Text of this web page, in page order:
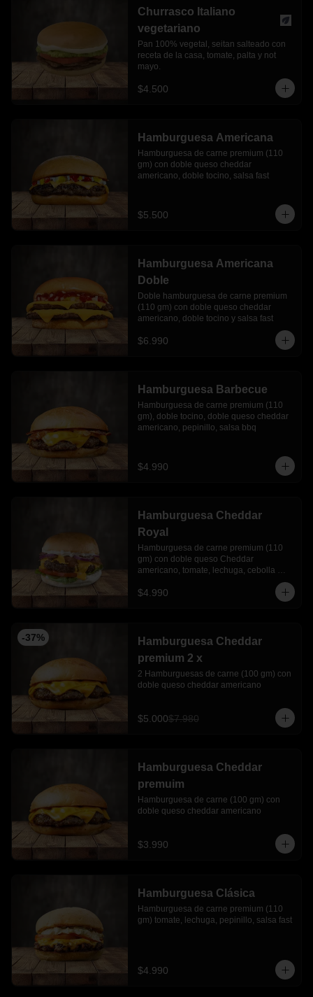
Churrasco Italiano
vegetariano
Pan 100% vegetal, seitan salteado con
receta de la casa, tomate, palta y not
mayo.
$4.500
Hamburguesa Americana
Hamburguesa de carne premium (110
gm) con doble queso cheddar
americano, doble tocino, salsa fast
$5.500
Hamburguesa Americana
Doble
Doble hamburguesa de carne premium
(110 gm) con doble queso cheddar
americano, doble tocino y salsa fast
$6.990
Hamburguesa Barbecue
Hamburguesa de carne premium (110
gm), doble tocino, doble queso cheddar
americano, pepinillo, salsa bbq
$4.990
Hamburguesa Cheddar
Royal
Hamburguesa de carne premium (110
gm) con doble queso Cheddar
americano, tomate, lechuga, cebolla
$4.990
-37%
Hamburguesa Cheddar
premium 2 x
2 Hamburguesas de carne (100 gm) con
doble queso cheddar americano
$5.000$7.980
Hamburguesa Cheddar
premuim
Hamburguesa de carne (100 gm) con
doble queso cheddar americano
$3.990
Hamburguesa Clásica
Hamburguesa de carne premium (110
gm) tomate, lechuga, pepinillo, salsa fast
$4.990